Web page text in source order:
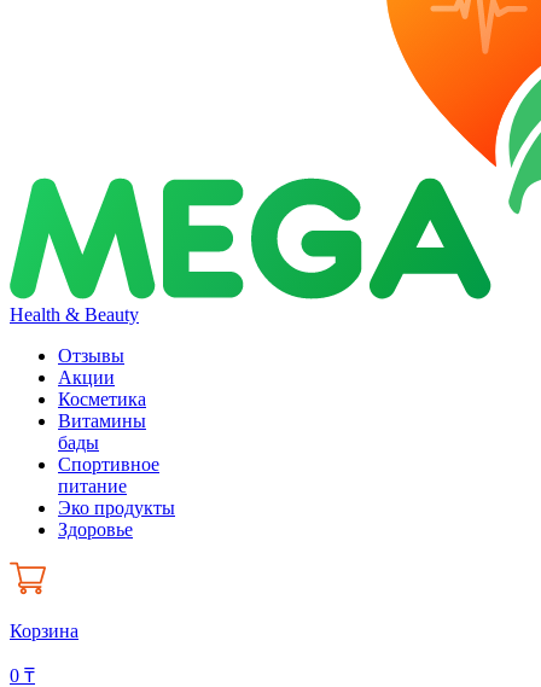
Health & Beauty
Отзывы
Акции
Косметика
Витамины
бады
Спортивное
питание
Эко продукты
Здоровье
Корзина
0 ₸